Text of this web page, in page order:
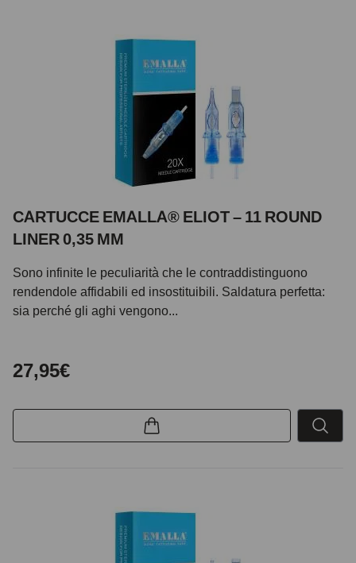
CARTUCCE EMALLA® ELIOT – 11 ROUND
LINER 0,35 MM
Sono infinite le peculiarità che le contraddistinguono
rendendole affidabili ed insostituibili. Saldatura perfetta:
sia perché gli aghi vengono...
27,95€